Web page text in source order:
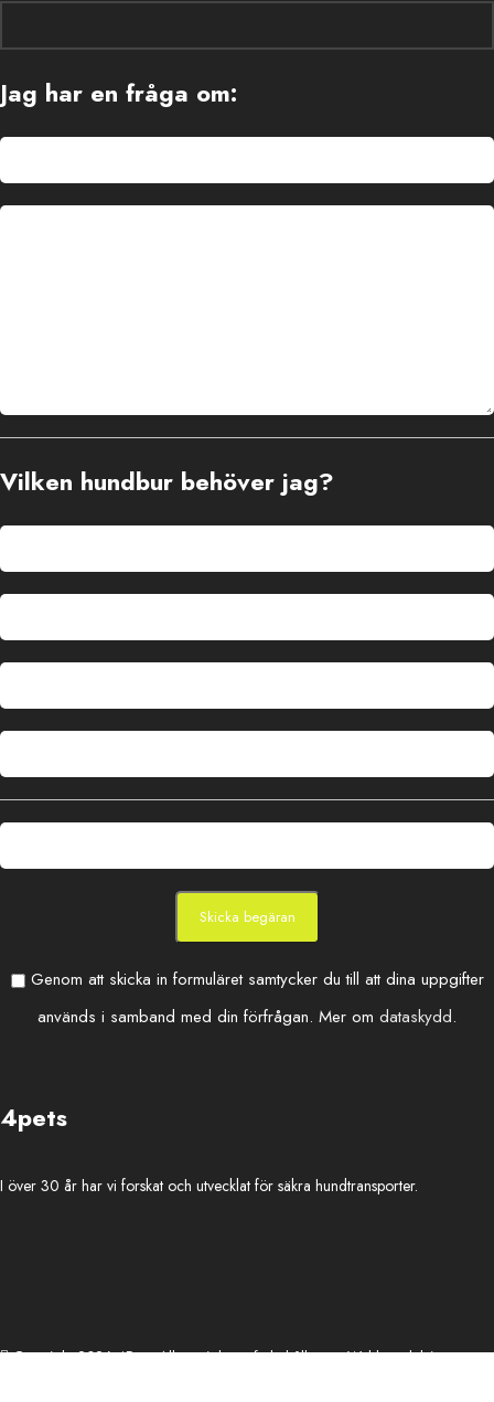
Jag har en fråga om:
Vilken hundbur behöver jag?
Genom att skicka in formuläret samtycker du till att dina uppgifter
används i samband med din förfrågan. Mer om dataskydd.
4pets
I över 30 år har vi forskat och utvecklat för säkra hundtransporter.
Copyright 2026 4Pets. Alla rättigheter förbehållna.-Webbproduktion av